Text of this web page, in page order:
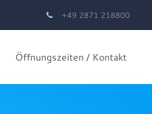
+49 2871 218800
Öffnungszeiten / Kontakt